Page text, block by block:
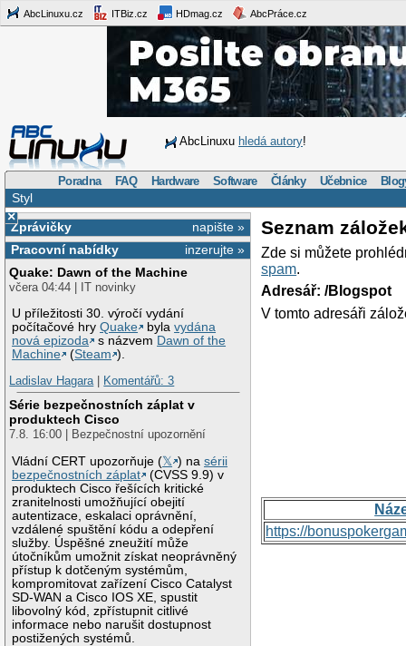
AbcLinuxu.cz ITBiz.cz HDmag.cz AbcPráce.cz
AbcLinuxu hledá autory!
Poradna FAQ Hardware Software Články Učebnice
Styl
×
napište »
Zprávičky
inzerujte »
Pracovní nabídky
Quake: Dawn of the Machine
včera 04:44 | IT novinky
U příležitosti 30. výročí vydání
počítačové hryQuake bylavydána
nová epizoda
s názvem Dawn of the
Machine
(Steam ).
Ladislav Hagara| Komentářů: 3
Série bezpečnostních záplat v
produktech Cisco
7.8. 16:00 | Bezpečnostní upozornění
Vládní CERT upozorňuje (𝕏 ) nasérii
bezpečnostních záplat
(CVSS 9.9) v
produktech Cisco řešících kritické
zranitelnosti umožňující obejití
autentizace, eskalaci oprávnění,
vzdálené spuštění kódu a odepření
služby. Úspěšné zneužití může
útočníkům umožnit získat neoprávněný
přístup k dotčeným systémům,
kompromitovat zařízení Cisco Catalyst
SD-WAN a Cisco IOS XE, spustit
libovolný kód, zpřístupnit citlivé
informace nebo narušit dostupnost
postižených systémů.
Seznam
Zde si můžete
spam.
Adresář: /Blogspot
V tomto adresáři
https://